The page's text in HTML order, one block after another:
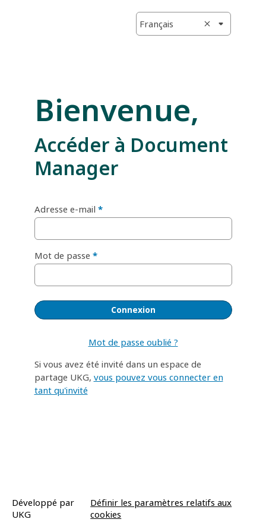
Bienvenue,
Accéder à Document
Manager
Adresse e-mail
Mot de passe
Mot de passe oublié ?
Si vous avez été invité dans un espace de
partage UKG, vous pouvez vous connecter en
tant qu'invité
Français
Développé par
UKG
Définir les paramètres relatifs aux
cookies